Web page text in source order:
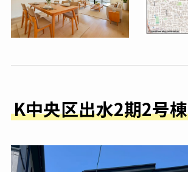
K中央区出水2期2号棟